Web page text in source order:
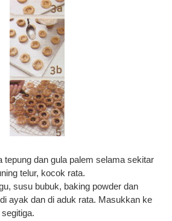
tepung dan gula palem selama sekitar
telur, kocok rata.
susu bubuk, baking powder dan
ayak dan di aduk rata. Masukkan ke